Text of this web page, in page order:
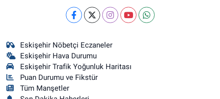
Eskişehir Nöbetçi Eczaneler
Eskişehir Hava Durumu
Eskişehir Trafik Yoğunluk Haritası
Puan Durumu ve Fikstür
Tüm Manşetler